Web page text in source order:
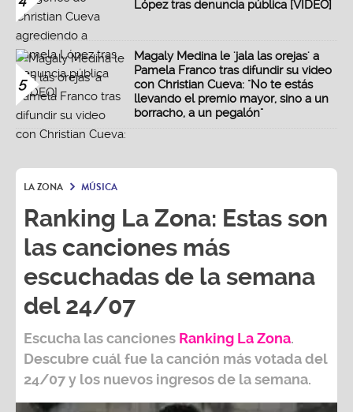
López tras denuncia pública [VIDEO]
5
Magaly Medina le 'jala las orejas' a
Pamela Franco tras difundir su video
con Christian Cueva: "No te estás
llevando el premio mayor, sino a un
borracho, a un pegalón"
LA ZONA MÚSICA
Ranking La Zona: Estas son
las canciones más
escuchadas de la semana
del 24/07
Escucha las canciones Ranking La Zona.
Descubre cuál fue la canción más votada del
24/07y los nuevos ingresos de la semana.